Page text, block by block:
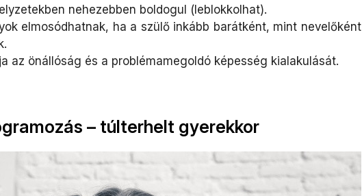
nehezebben boldogul (leblokkolhat).
elmosódhatnak, ha a szülő inkább barátként, mint nevelőként
az önállóság és a problémamegoldó képesség kialakulását.
– túlterhelt gyerekkor